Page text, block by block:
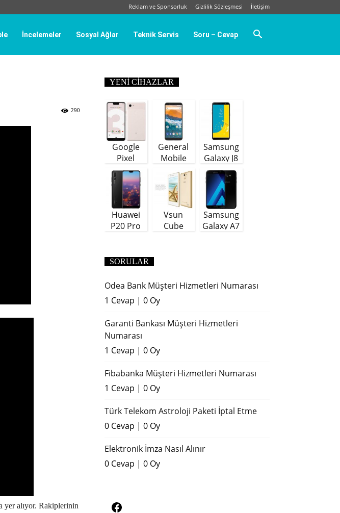
Reklam ve Sponsorluk Gizlilik Sözleşmesi İletişim
İncelemeler Sosyal Ağlar Teknik Servis Soru – Cevap
290
yer alıyor. Rakiplerinin
YENI CIHAZLAR
Google
Pixel
General
Mobile
GM9 Plus
Samsung
Galaxy J8
(64 GB)
Huawei
P20 Pro
Vsun
Cube
Samsung
Galaxy A7
SORULAR
Odea Bank Müşteri Hizmetleri Numarası
1 Cevap | 0 Oy
Garanti Bankası Müşteri Hizmetleri
Numarası
1 Cevap | 0 Oy
Fibabanka Müşteri Hizmetleri Numarası
1 Cevap | 0 Oy
Türk Telekom Astroloji Paketi İptal Etme
0 Cevap | 0 Oy
Elektronik İmza Nasıl Alınır
0 Cevap | 0 Oy